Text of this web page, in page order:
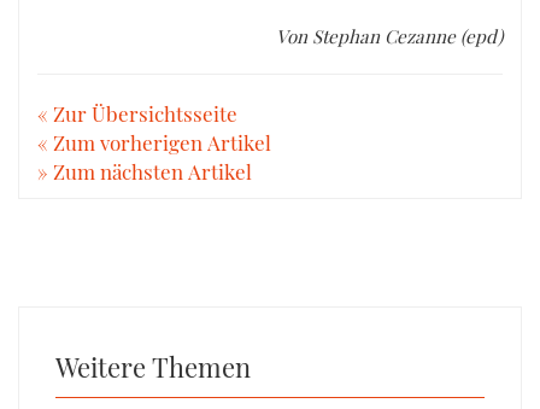
Von Stephan Cezanne (epd)
« Zur Übersichtsseite
« Zum vorherigen Artikel
» Zum nächsten Artikel
Weitere Themen